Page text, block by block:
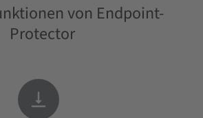
von Endpoint-
Protector
